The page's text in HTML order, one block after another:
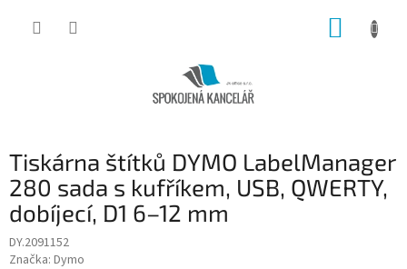
Tiskárna štítků DYMO LabelManager
280 sada s kufříkem, USB, QWERTY,
dobíjecí, D1 6–12 mm
DY.2091152
Značka: Dymo